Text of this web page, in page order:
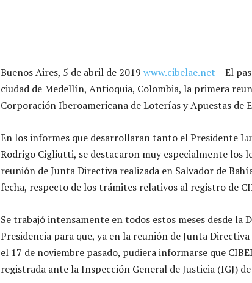
Buenos Aires, 5 de abril de 2019 www.cibelae.net – El
ciudad de Medellín, Antioquia, Colombia, la primera
Corporación Iberoamericana de Loterías y Apuestas de
En los informes que desarrollaran tanto el Presidente
Rodrigo Cigliutti, se destacaron muy especialmente los
reunión de Junta Directiva realizada en Salvador de
fecha, respecto de los trámites relativos al registro de
Se trabajó intensamente en todos estos meses desde la
Presidencia para que, ya en la reunión de Junta
el 17 de noviembre pasado, pudiera informarse que
registrada ante la Inspección General de Justicia (IGJ)